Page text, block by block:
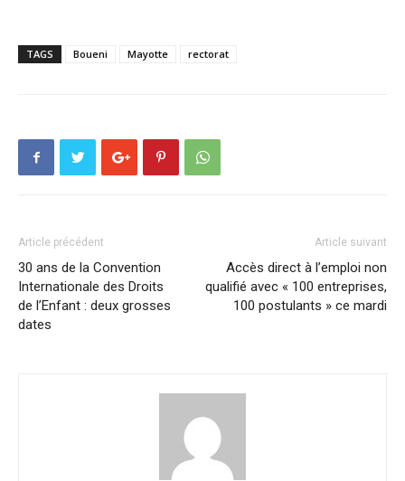
TAGS Boueni Mayotte rectorat
Article précédent
30 ans de la Convention
Internationale des Droits
de l’Enfant : deux grosses
dates
Article suivant
Accès direct à l’emploi non
qualifié avec « 100 entreprises,
100 postulants » ce mardi